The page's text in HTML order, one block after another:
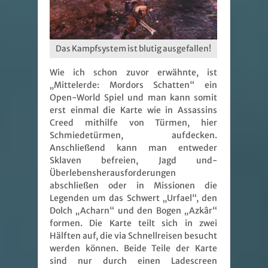
Das Kampfsystem ist blutig ausgefallen!
Wie ich schon zuvor erwähnte, ist
„Mittelerde: Mordors Schatten“ ein
Open-World Spiel und man kann somit
erst einmal die Karte wie in Assassins
Creed mithilfe von Türmen, hier
Schmiedetürmen, aufdecken.
Anschließend kann man entweder
Sklaven befreien, Jagd und-
Überlebensherausforderungen
abschließen oder in Missionen die
Legenden um das Schwert „Urfael“, den
Dolch „Acharn“ und den Bogen „Azkâr“
formen. Die Karte teilt sich in zwei
Hälften auf, die via Schnellreisen besucht
werden können. Beide Teile der Karte
sind nur durch einen Ladescreen